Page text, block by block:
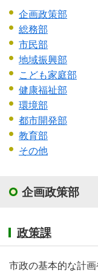
企画政策部
総務部
市民部
地域振興部
こども家庭部
健康福祉部
環境部
都市開発部
教育部
その他
企画政策部
政策課
市政の基本的な計